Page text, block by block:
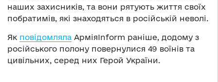
наших захисників, та вони рятують життя своїх
побратимів, які знаходяться в російській неволі.
Як повідомляла АрміяInform раніше, додому з
російського полону повернулися 49 воїнів та
цивільних, серед них Герой України.